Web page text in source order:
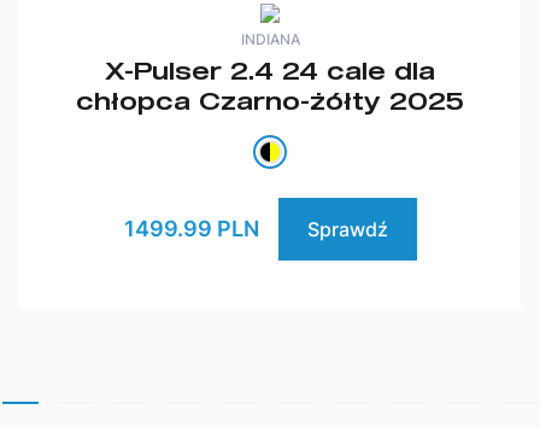
INDIANA
X-Pulser 2.4 24 cale dla
chłopca Czarno-żółty 2025
1499.99 PLN Sprawdź